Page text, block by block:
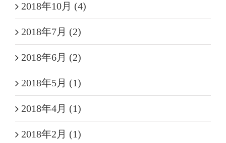
2018年10月 (4)
2018年7月 (2)
2018年6月 (2)
2018年5月 (1)
2018年4月 (1)
2018年2月 (1)